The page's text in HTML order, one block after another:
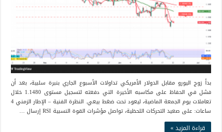
بدأ زوج اليورو مقابل الدولار الأمريكي تداولات الأسبوع الجاري بنبرة سلبية، بعد أن
فشل في الحفاظ على مكاسبه الأخيرة التي دفعته لتسجيل مستوى 1.1480 خلال
تعاملات يوم الجمعة الماضية، ليعود تحت ضغط بيعي. النظرة الفنية – الإطار الزمني 4
ساعات: على صعيد التحركات اللحظية، تواصل مؤشرات القوة النسبية RSI إرسال …
قراءة المزيد »